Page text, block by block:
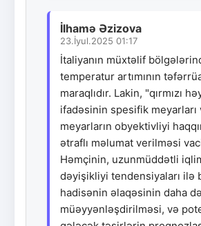
İlhamə Əzizova
23.İyul.2025 01:17
İtaliyanın müxtəlif
temperatur artımının
maraqlıdır. Lakin, "qırmızı
ifadəsinin spesifik meyarları
meyarların obyektivliyi
ətraflı məlumat verilməsi
Həmçinin, uzunmüddətli
dəyişikliyi tendensiyaları ilə
hadisənin əlaqəsinin daha
müəyyənləşdirilməsi, və